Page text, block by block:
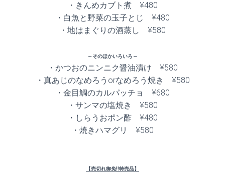
・きんめカブト煮 ¥480
・白魚と野菜の玉子とじ ¥480
・地はまぐりの酒蒸し ¥580
～そのほかいろいろ～
・かつおのニンニク醤油漬け ¥580
・真あじのなめろうorなめろう焼き ¥580
・金目鯛のカルパッチョ ¥680
・サンマの塩焼き ¥580
・しらうおポン酢 ¥480
・焼きハマグリ ¥580
【売切れ御免!!特売品】